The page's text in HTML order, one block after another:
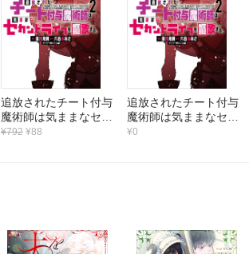
追放されたチート付与
魔術師は気ままなセカ
ンドライフを謳歌す
た人たち大丈夫？～
（2）
¥792 ¥88
追放されたチート付与
魔術師は気ままなセカ
ンドライフを謳歌す
た人たち大丈夫？～
（2）
¥0